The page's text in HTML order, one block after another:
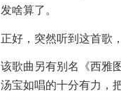
发啥算了。
正好，突然听到这首歌
该歌曲另有别名《西雅
汤宝如唱的十分有力，